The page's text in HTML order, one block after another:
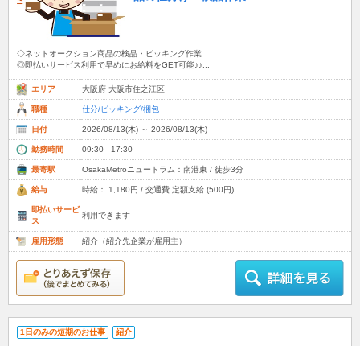
◇ネットオークション商品の検品・ピッキング作業
◎即払いサービス利用で早めにお給料をGET可能♪♪...
エリア 大阪府 大阪市住之江区
職種 仕分/ピッキング/梱包
日付 2026/08/13(木) ～ 2026/08/13(木)
勤務時間 09:30 - 17:30
最寄駅 OsakaMetroニュートラム：南港東 / 徒歩3分
給与 時給： 1,180円 / 交通費 定額支給 (500円)
即払いサービ
ス
利用できます
雇用形態 紹介（紹介先企業が雇用主）
1日のみの短期のお仕事 紹介